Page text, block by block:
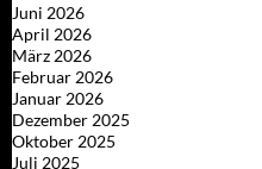
Juni 2026
April 2026
März 2026
Februar 2026
Januar 2026
Dezember 2025
Oktober 2025
Juli 2025